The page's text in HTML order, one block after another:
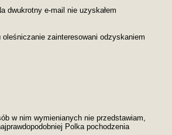
dwukrotny e-mail nie uzyskałem
zainteresowani odzyskaniem
w nim wymienianych nie przedstawiam,
Polka pochodzenia